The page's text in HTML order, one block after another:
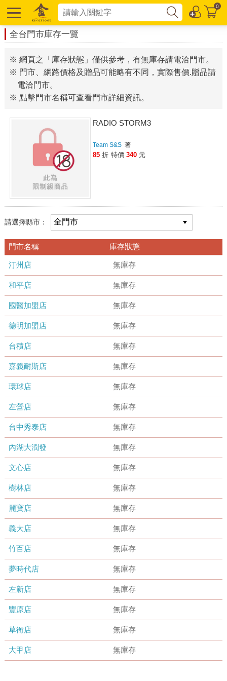
0
全台門市庫存一覽
※ 網頁之「庫存狀態」僅供參考，有無庫存請電洽門市。
※ 門市、網路價格及贈品可能略有不同，實際售價.贈品請
電洽門市。
※ 點擊門市名稱可查看門市詳細資訊。
RADIO STORM3
Team S&S 著
85 折 特價 340 元
請選擇縣市：
門市名稱 庫存狀態
汀州店 無庫存
和平店 無庫存
國醫加盟店 無庫存
德明加盟店 無庫存
台積店 無庫存
嘉義耐斯店 無庫存
環球店 無庫存
左營店 無庫存
台中秀泰店 無庫存
內湖大潤發 無庫存
文心店 無庫存
樹林店 無庫存
麗寶店 無庫存
義大店 無庫存
竹百店 無庫存
夢時代店 無庫存
左新店 無庫存
豐原店 無庫存
草衙店 無庫存
大甲店 無庫存